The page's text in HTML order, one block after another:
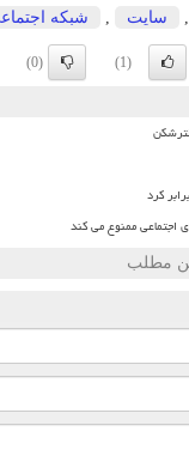
سایت شبكه
(1)
(0)
کرد
مطلب